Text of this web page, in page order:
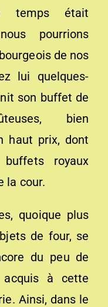
temps était
pourrions
de nos
lui quelques-
son buffet de
bien
haut prix, dont
royaux
la cour.
quoique plus
de four, se
du peu de
acquis à cette
Ainsi, dans le